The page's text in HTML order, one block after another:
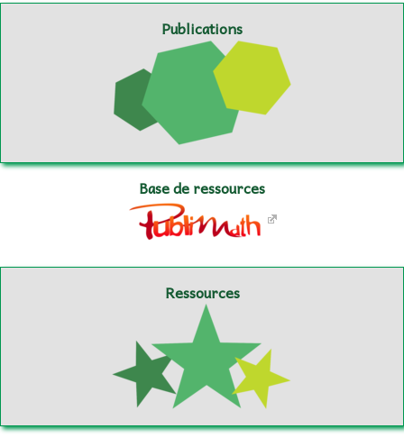
Publications
Base de ressources
Ressources